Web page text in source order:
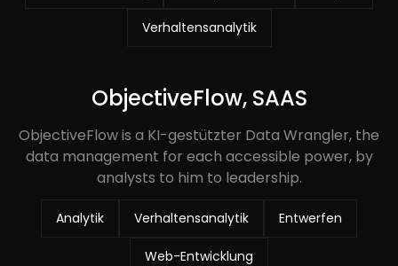
Verhaltensanalytik
ObjectiveFlow, SAAS
ObjectiveFlow is a KI-gestützter Data Wrangler, the
data management for each accessible power, by
analysts to him to leadership.
Analytik Verhaltensanalytik Entwerfen
Web-Entwicklung